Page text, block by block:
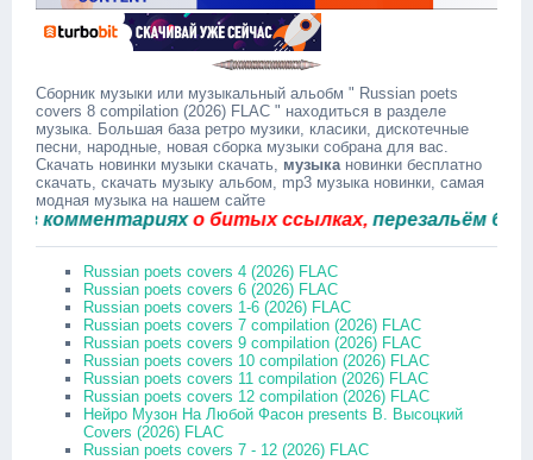
Сборник музыки или музыкальный альобм " Russian poets
covers 8 compilation (2026) FLAC " находиться в разделе
музыка. Большая база ретро музики, класики, дискотечные
песни, народные, новая сборка музыки собрана для вас.
Скачать новинки музыки скачать, музыкановинки бесплатно
скачать, скачать музыку альбом, mp3 музыка новинки, самая
модная музыка на нашем сайте
о битых ссылках,перезальём быстро.
Russian poets covers 4 (2026) FLAC
Russian poets covers 6 (2026) FLAC
Russian poets covers 1-6 (2026) FLAC
Russian poets covers 7 compilation (2026) FLAC
Russian poets covers 9 compilation (2026) FLAC
Russian poets covers 10 compilation (2026) FLAC
Russian poets covers 11 compilation (2026) FLAC
Russian poets covers 12 compilation (2026) FLAC
Нейро Музон На Любой Фасон presents В. Высоцкий
Covers (2026) FLAC
Russian poets covers 7 - 12 (2026) FLAC